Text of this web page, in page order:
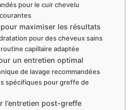
pour le cuir chevelu
maximiser les résultats
pour des cheveux sains
capillaire adaptée
un entretien optimal
de lavage recommandées
spécifiques pour greffe de
l’entretien post-greffe